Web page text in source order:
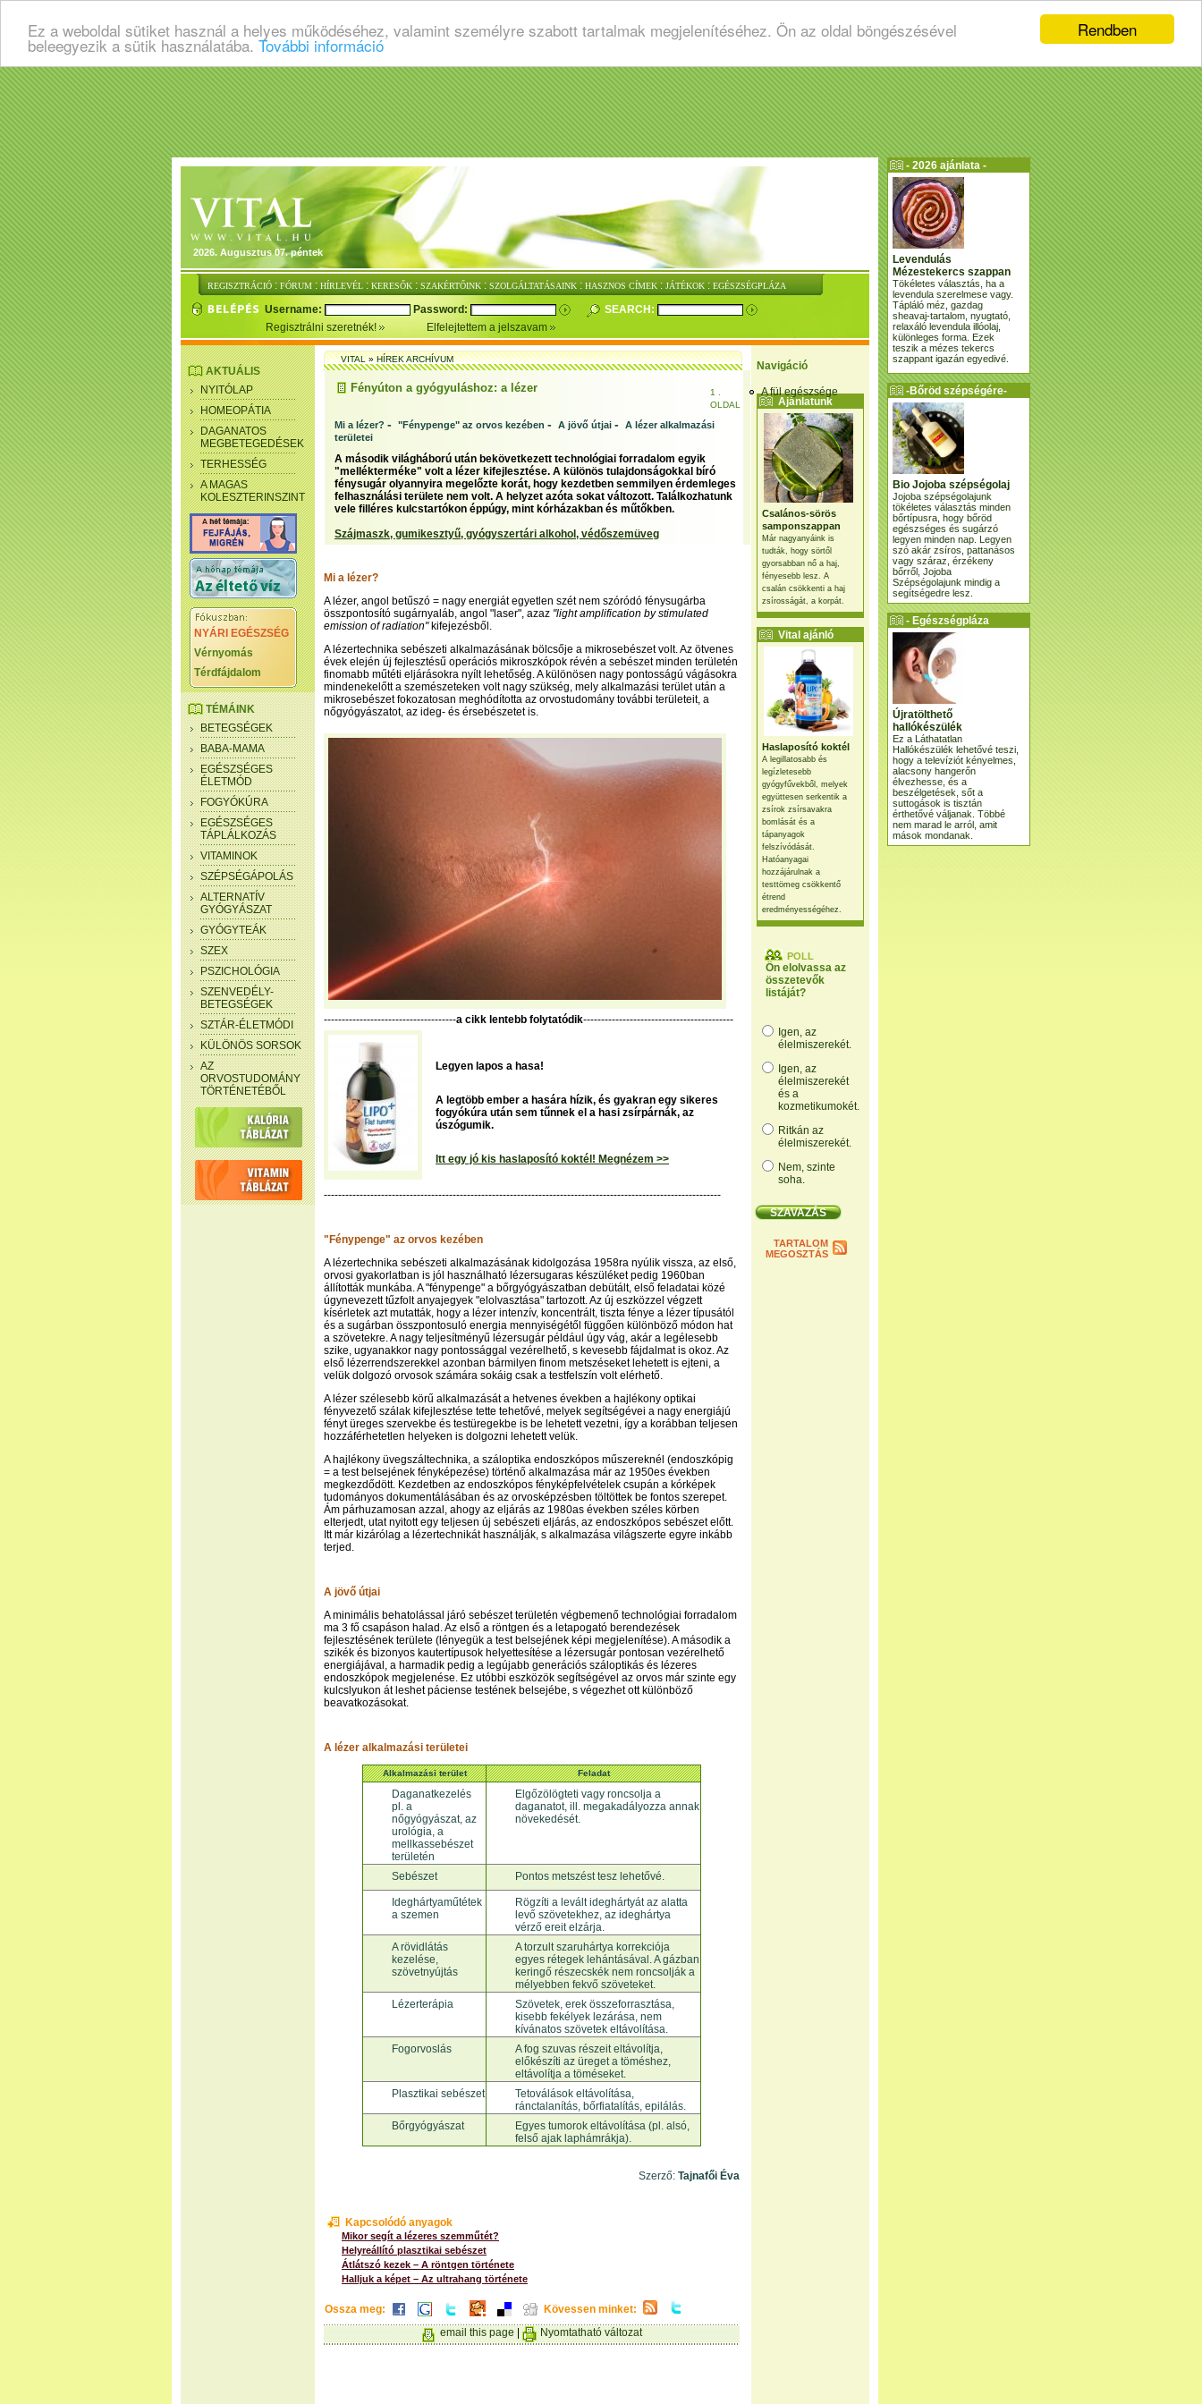
Rendben
Ez a weboldal sütiket használ a helyes működéséhez, valamint személyre szabott tartalmak megjelenítéséhez. Ön az oldal böngészésével
beleegyezik a sütik használatába. További információ
2026. Augusztus 07. péntek
REGISZTRÁCIÓ : FÓRUM : HÍRLEVÉL : KERESŐK : SZAKÉRTŐINK : SZOLGÁLTATÁSAINK : HASZNOS CÍMEK : JÁTÉKOK : EGÉSZSÉGPLÁZA
Username: Password:
SEARCH:
Regisztrálni szeretnék!
Elfelejtettem a jelszavam
Navigáció
A fül egészsége
Ajánlatunk
Csalános-sörös
samponszappan
Már nagyanyáink is
tudták, hogy sörtől
gyorsabban nő a haj,
fényesebb lesz. A
csalán csökkenti a haj
zsírosságát, a korpát.
Vital ajánló
Haslaposító koktél
A legillatosabb és
legízletesebb
gyógyfűvekből, melyek
együttesen serkentik a
zsírok zsírsavakra
bomlását és a
tápanyagok
felszívódását.
Hatóanyagai
hozzájárulnak a
testtömeg csökkentő
étrend
eredményességéhez.
POLL
Ön elolvassa az
összetevők
listáját?
Igen, az
élelmiszerekét.
Igen, az
élelmiszerekét
és a
kozmetikumokét.
Ritkán az
élelmiszerekét.
Nem, szinte
soha.
TARTALOM
MEGOSZTÁS
AKTUÁLIS
NYITÓLAP
HOMEOPÁTIA
DAGANATOS
MEGBETEGEDÉSEK
TERHESSÉG
A MAGAS
KOLESZTERINSZINT
NYÁRI EGÉSZSÉG
Vérnyomás
Térdfájdalom
TÉMÁINK
BETEGSÉGEK
BABA-MAMA
EGÉSZSÉGES
ÉLETMÓD
FOGYÓKÚRA
EGÉSZSÉGES
TÁPLÁLKOZÁS
VITAMINOK
SZÉPSÉGÁPOLÁS
ALTERNATÍV
GYÓGYÁSZAT
GYÓGYTEÁK
SZEX
PSZICHOLÓGIA
SZENVEDÉLY-
BETEGSÉGEK
SZTÁR-ÉLETMÓDI
KÜLÖNÖS SORSOK
AZ
ORVOSTUDOMÁNY
TÖRTÉNETÉBŐL
VITAL»HÍREK ARCHÍVUM
Fényúton a gyógyuláshoz: a lézer
1 .
OLDAL
Mi a lézer? - "Fénypenge" az orvos kezében - A jövő útjai - A lézer alkalmazási
területei
A második világháború után bekövetkezett technológiai forradalom egyik
"mellékterméke" volt a lézer kifejlesztése. A különös tulajdonságokkal bíró
fénysugár olyannyira megelőzte korát, hogy kezdetben semmilyen érdemleges
felhasználási területe nem volt. A helyzet azóta sokat változott. Találkozhatunk
vele filléres kulcstartókon éppúgy, mint kórházakban és műtőkben.
Szájmaszk, gumikesztyű, gyógyszertári alkohol, védőszemüveg
Mi a lézer?
A lézer, angol betűszó = nagy energiát egyetlen szét nem szóródó fénysugárba
összpontosító sugárnyaláb, angol "laser", azaz "light amplification by stimulated
emission of radiation"kifejezésből.
A lézertechnika sebészeti alkalmazásának bölcsője a mikrosebészet volt. Az ötvenes
évek elején új fejlesztésű operációs mikroszkópok révén a sebészet minden területén
finomabb műtéti eljárásokra nyílt lehetőség. A különösen nagy pontosságú vágásokra
mindenekelőtt a szemészeteken volt nagy szükség, mely alkalmazási terület után a
mikrosebészet fokozatosan meghódította az orvostudomány további területeit, a
nőgyógyászatot, az ideg- és érsebészetet is.
-------------------------------------a cikk lentebb folytatódik------------------------------------------
Legyen lapos a hasa!
A legtöbb ember a hasára hízik, és gyakran egy sikeres
fogyókúra után sem tűnnek el a hasi zsírpárnák, az
úszógumik.
Itt egy jó kis haslaposító koktél! Megnézem >>
---------------------------------------------------------------------------------------------------------------
"Fénypenge" az orvos kezében
A lézertechnika sebészeti alkalmazásának kidolgozása 1958ra nyúlik vissza, az első,
orvosi gyakorlatban is jól használható lézersugaras készüléket pedig 1960ban
állították munkába. A "fénypenge" a bőrgyógyászatban debütált, első feladatai közé
úgynevezett tűzfolt anyajegyek "elolvasztása" tartozott. Az új eszközzel végzett
kísérletek azt mutatták, hogy a lézer intenzív, koncentrált, tiszta fénye a lézer típusától
és a sugárban összpontosuló energia mennyiségétől függően különböző módon hat
a szövetekre. A nagy teljesítményű lézersugár például úgy vág, akár a legélesebb
szike, ugyanakkor nagy pontossággal vezérelhető, s kevesebb fájdalmat is okoz. Az
első lézerrendszerekkel azonban bármilyen finom metszéseket lehetett is ejteni, a
velük dolgozó orvosok számára sokáig csak a testfelszín volt elérhető.
A lézer szélesebb körű alkalmazását a hetvenes években a hajlékony optikai
fényvezető szálak kifejlesztése tette tehetővé, melyek segítségévei a nagy energiájú
fényt üreges szervekbe és testüregekbe is be lehetett vezetni, így a korábban teljesen
hozzáférhetetlen helyeken is dolgozni lehetett velük.
A hajlékony üvegszáltechnika, a száloptika endoszkópos műszereknél (endoszkópig
= a test belsejének fényképezése) történő alkalmazása már az 1950es években
megkezdődött. Kezdetben az endoszkópos fényképfelvételek csupán a kórképek
tudományos dokumentálásában és az orvosképzésben töltöttek be fontos szerepet.
Ám párhuzamosan azzal, ahogy az eljárás az 1980as években széles körben
elterjedt, utat nyitott egy teljesen új sebészeti eljárás, az endoszkópos sebészet előtt.
Itt már kizárólag a lézertechnikát használják, s alkalmazása világszerte egyre inkább
terjed.
A jövő útjai
A minimális behatolással járó sebészet területén végbemenő technológiai forradalom
ma 3 fő csapáson halad. Az első a röntgen és a letapogató berendezések
fejlesztésének területe (lényegük a test belsejének képi megjelenítése). A második a
szikék és bizonyos kautertípusok helyettesítése a lézersugár pontosan vezérelhető
energiájával, a harmadik pedig a legújabb generációs száloptikás és lézeres
endoszkópok megjelenése. Ez utóbbi eszközök segítségével az orvos már szinte egy
kulcslyukon át leshet páciense testének belsejébe, s végezhet ott különböző
beavatkozásokat.
A lézer alkalmazási területei
Alkalmazási terület Feladat
Daganatkezelés
pl. a
nőgyógyászat, az
urológia, a
mellkassebészet
területén
Elgőzölögteti vagy roncsolja a
daganatot, ill. megakadályozza annak
növekedését.
Sebészet Pontos metszést tesz lehetővé.
Ideghártyaműtétek
a szemen
Rögzíti a levált ideghártyát az alatta
levő szövetekhez, az ideghártya
vérző ereit elzárja.
A rövidlátás
kezelése,
szövetnyújtás
A torzult szaruhártya korrekciója
egyes rétegek lehántásával. A gázban
keringő részecskék nem roncsolják a
mélyebben fekvő szöveteket.
Lézerterápia
Szövetek, erek összeforrasztása,
kisebb fekélyek lezárása, nem
kívánatos szövetek eltávolítása.
Fogorvoslás
A fog szuvas részeit eltávolítja,
előkészíti az üreget a töméshez,
eltávolítja a töméseket.
Plasztikai sebészet
Tetoválások eltávolítása,
ránctalanítás, bőrfiatalítás, epilálás.
Bőrgyógyászat
Egyes tumorok eltávolítása (pl. alsó,
felső ajak laphámrákja).
Szerző: Tajnafői Éva
Kapcsolódó anyagok
Mikor segít a lézeres szemműtét?
Helyreállító plasztikai sebészet
Átlátszó kezek – A röntgen története
Halljuk a képet – Az ultrahang története
Ossza meg:
Kövessen minket:
email this page| Nyomtatható változat
- 2026 ajánlata -
Levendulás
Mézestekercs szappan
Tökéletes választás, ha a
levendula szerelmese vagy.
Tápláló méz, gazdag
sheavaj-tartalom, nyugtató,
relaxáló levendula illóolaj,
különleges forma. Ezek
teszik a mézes tekercs
szappant igazán egyedivé.
-Bőröd szépségére-
Bio Jojoba szépségolaj
Jojoba szépségolajunk
tökéletes választás minden
bőrtípusra, hogy bőröd
egészséges és sugárzó
legyen minden nap. Legyen
szó akár zsíros, pattanásos
vagy száraz, érzékeny
bőrről, Jojoba
Szépségolajunk mindig a
segítségedre lesz.
- Egészségpláza
ajánlatunk -
Újratölthető
hallókészülék
Ez a Láthatatlan
Hallókészülék lehetővé teszi,
hogy a televíziót kényelmes,
alacsony hangerőn
élvezhesse, és a
beszélgetések, sőt a
suttogások is tisztán
érthetővé váljanak. Többé
nem marad le arról, amit
mások mondanak.